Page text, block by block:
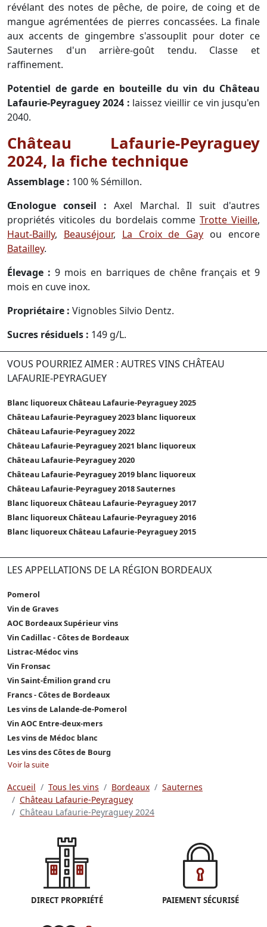
révélant des notes de pêche, de poire, de coing et de
mangue agrémentées de pierres concassées. La finale
aux accents de gingembre s'assouplit pour doter ce
Sauternes d'un arrière-goût tendu. Classe et
raffinement.
Potentiel de garde en bouteille du vin du Château
Lafaurie-Peyraguey 2024 : laissez vieillir ce vin jusqu'en
2040.
Château Lafaurie-Peyraguey
2024, la fiche technique
Assemblage : 100 % Sémillon.
Œnologue conseil : Axel Marchal. Il suit d'autres
propriétés viticoles du bordelais commeTrotte Vieille,
Haut-Bailly, Beauséjour, La Croix de Gay ou encore
Batailley.
Élevage : 9 mois en barriques de chêne français et 9
mois en cuve inox.
Propriétaire : Vignobles Silvio Dentz.
Sucres résiduels : 149 g/L.
VOUS POURRIEZ AIMER : AUTRES VINS CHÂTEAU
LAFAURIE-PEYRAGUEY
Blanc liquoreux Château Lafaurie-Peyraguey 2025
Château Lafaurie-Peyraguey 2023 blanc liquoreux
Château Lafaurie-Peyraguey 2022
Château Lafaurie-Peyraguey 2021 blanc liquoreux
Château Lafaurie-Peyraguey 2020
Château Lafaurie-Peyraguey 2019 blanc liquoreux
Château Lafaurie-Peyraguey 2018 Sauternes
Blanc liquoreux Château Lafaurie-Peyraguey 2017
Blanc liquoreux Château Lafaurie-Peyraguey 2016
Blanc liquoreux Château Lafaurie-Peyraguey 2015
LES APPELLATIONS DE LA RÉGION BORDEAUX
Pomerol
Vin de Graves
AOC Bordeaux Supérieur vins
Vin Cadillac - Côtes de Bordeaux
Listrac-Médoc vins
Vin Fronsac
Vin Saint-Émilion grand cru
Francs - Côtes de Bordeaux
Les vins de Lalande-de-Pomerol
Vin AOC Entre-deux-mers
Les vins de Médoc blanc
Les vins des Côtes de Bourg
Voir la suite
Accueil Tous les vins Bordeaux
Sauternes
Château Lafaurie-Peyraguey
Château Lafaurie-Peyraguey 2024
DIRECT PROPRIÉTÉ PAIEMENT SÉCURISÉ